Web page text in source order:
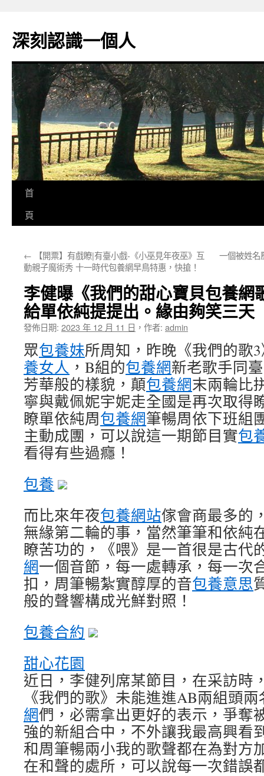
主
要
深刻認識一個人
首
頁
← 【開票】有戲瞭|有臺小戲-《小巫見年夜巫》互
動親子魔術秀 十一時代包養網早鳥特惠，快搶！
一個被姓名
李健曝《我們的甜心寶貝包養網
給單依純提提出。緣由夠笑三天
發佈日期: 2023 年 12 月 11 日 ， 作者: admin
眾包養妹所周知，昨晚《我們的歌
養女人 ，B組的包養網新老歌手同
芳華般的樣貌，顛包養網末兩輪比
寧與戴佩妮宇妮走全國是再次取得
瞭單依純周包養網筆暢周依下班組
主動成團，可以說這一期節目實包
看得有些過癮！
包養
而比來年夜包養網站傢會商最多的
無緣第二輪的事，當然筆筆和依純
瞭苦功的，《喂》是一首很是古代
網一個音節，每一處轉承，每一次
扣，周筆暢紮實醇厚的音包養意思
般的聲響構成光鮮對照！
包養合約
甜心花園
近日，李健列席某節目，在采訪時
《我們的歌》未能進進AB兩組頭
網們，必需拿出更好的表示，爭奪
強的新組合中，不外讓我最高興看
和周筆暢兩小我的歌聲都在為對方
在和聲的處所，可以說每一次錯誤